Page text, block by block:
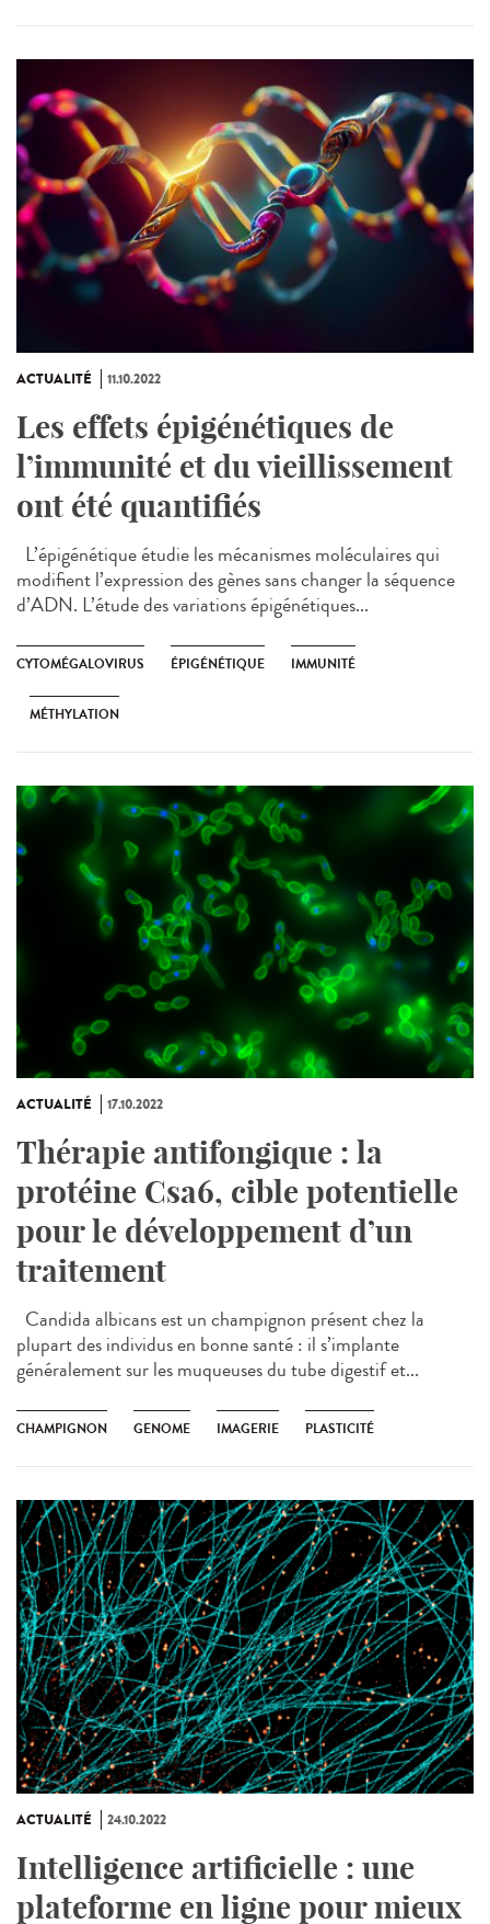
ACTUALITÉ 11.10.2022
Les effets épigénétiques de
l’immunité et du vieillissement
ont été quantifiés
L’épigénétique étudie les mécanismes moléculaires qui
modifient l’expression des gènes sans changer la séquence
d’ADN. L’étude des variations épigénétiques...
CYTOMÉGALOVIRUS ÉPIGÉNÉTIQUE IMMUNITÉ
MÉTHYLATION
ACTUALITÉ 17.10.2022
Thérapie antifongique : la
protéine Csa6, cible potentielle
pour le développement d’un
traitement
Candida albicans est un champignon présent chez la
plupart des individus en bonne santé : il s’implante
généralement sur les muqueuses du tube digestif et...
CHAMPIGNON GENOME IMAGERIE PLASTICITÉ
ACTUALITÉ 24.10.2022
Intelligence artificielle : une
plateforme en ligne pour mieux